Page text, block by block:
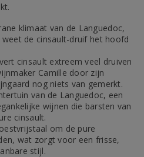
klimaat van de Languedoc,
de cinsault-druif het hoofd
cinsault extreem veel druiven
Camille door zijn
nog niets van gemerkt.
van de Languedoc, een
wijnen die barsten van
cinsault.
om de pure
wat zorgt voor een frisse,
stijl.